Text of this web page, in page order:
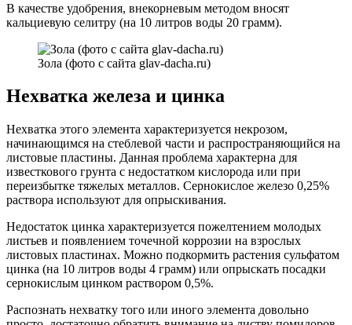
В качестве удобрения, внекорневым методом вносят
кальциевую селитру (на 10 литров воды 20 грамм).
Зола (фото с сайта glav-dacha.ru)
Нехватка железа и цинка
Нехватка этого элемента характеризуется некрозом,
начинающимся на стеблевой части и распространяющийся на
листовые пластины. Данная проблема характерна для
известкового грунта с недостатком кислорода или при
переизбытке тяжелых металлов. Сернокислое железо 0,25%
раствора используют для опрыскивания.
Недостаток цинка характеризуется пожелтением молодых
листьев и появлением точечной коррозии на взрослых
листовых пластинах. Можно подкормить растения сульфатом
цинка (на 10 литров воды 4 грамм) или опрыскать посадки
сернокислым цинком раствором 0,5%.
Распознать нехватку того или иного элемента довольно